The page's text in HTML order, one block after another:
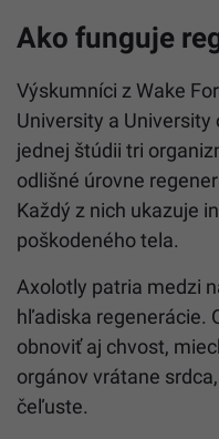
Ako funguje
Výskumníci z Wake
University a
jednej štúdii tri
odlišné úrovne
Každý z nich ukazuje
poškodeného tela.
Axolotly patria medzi
hľadiska regenerácie.
obnoviť aj chvost,
orgánov vrátane
čeľuste.